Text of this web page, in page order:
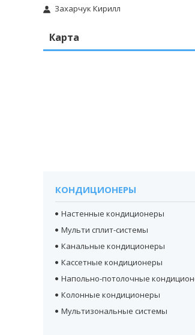
Захарчук Кирилл
Карта
КОНДИЦИОНЕРЫ
Настенные кондиционеры
Мульти сплит-системы
Канальные кондиционеры
Кассетные кондиционеры
Напольно-потолочные
Колонные кондиционеры
Мультизональные системы